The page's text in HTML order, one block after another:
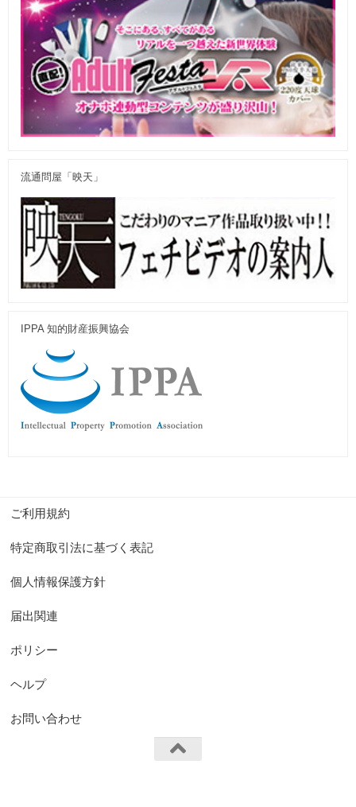
流通問屋「映天」
IPPA 知的財産振興協会
ご利用規約
特定商取引法に基づく表記
個人情報保護方針
届出関連
ポリシー
ヘルプ
お問い合わせ